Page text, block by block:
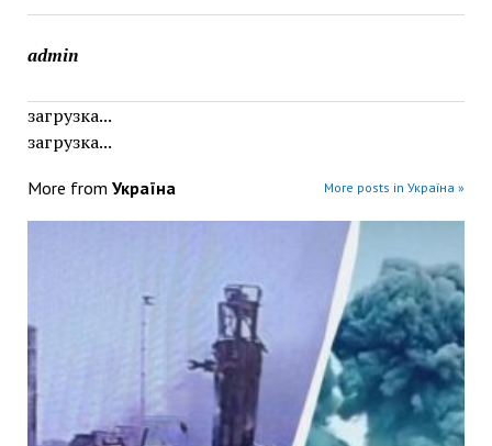
admin
загрузка...
загрузка...
More from Україна More posts in Україна »